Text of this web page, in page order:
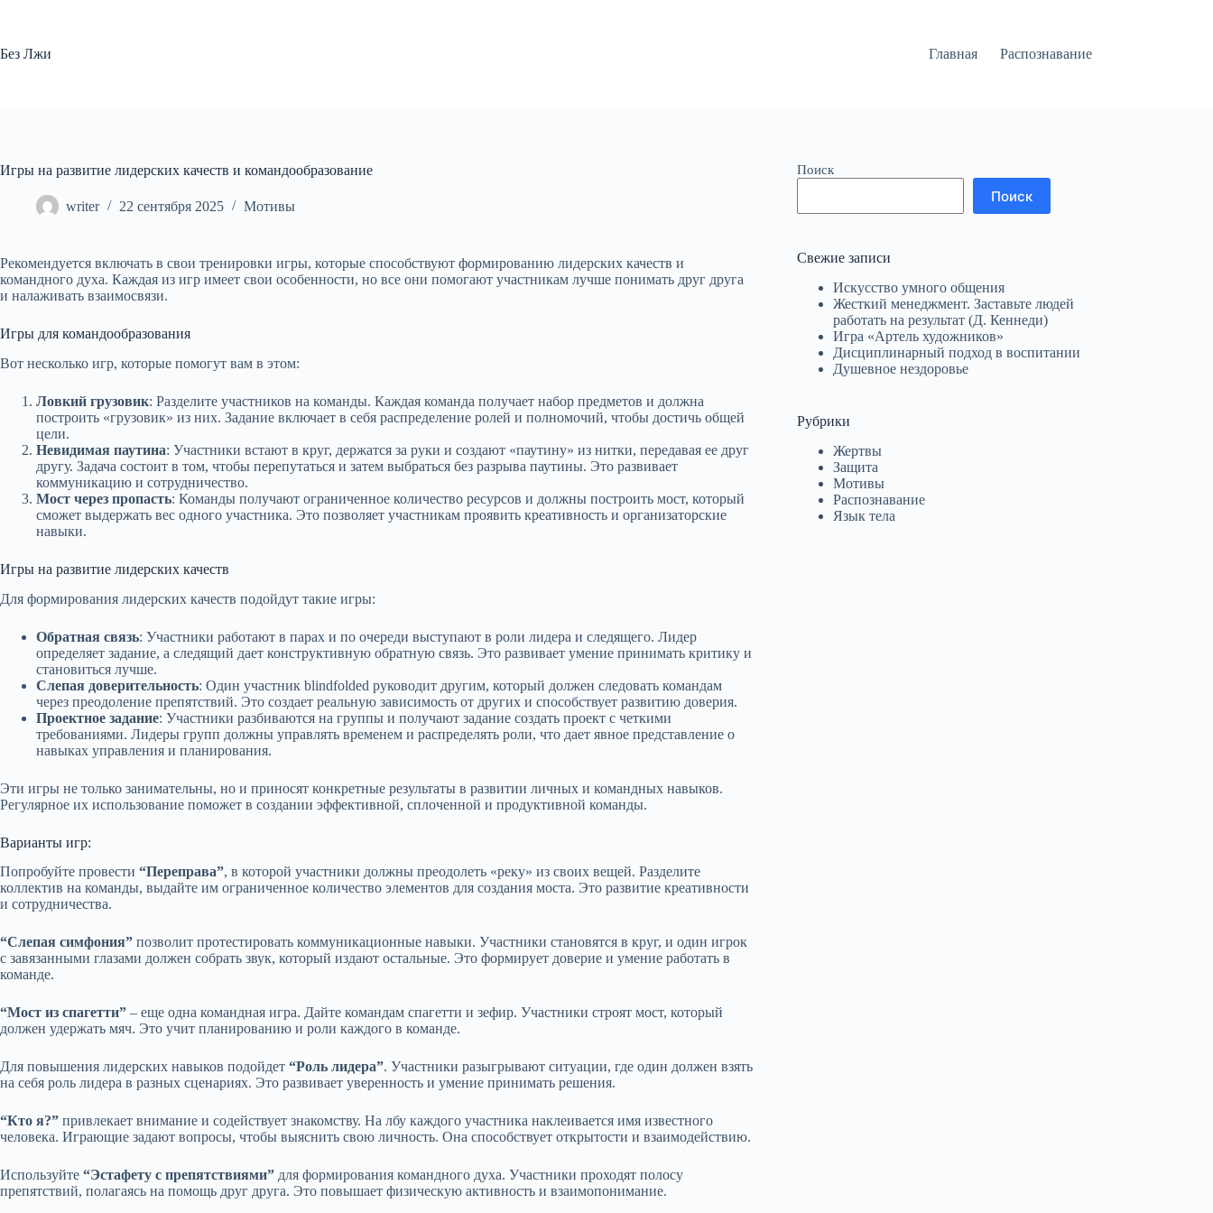
Без Лжи
Главная Распознавание
Игры на развитие лидерских качеств и командообразование
writer 22 сентября 2025 Мотивы
Рекомендуется включать в свои тренировки игры, которые способствуют формированию лидерских качеств и
командного духа. Каждая из игр имеет свои особенности, но все они помогают участникам лучше понимать друг друга
и налаживать взаимосвязи.
Игры для командообразования
Вот несколько игр, которые помогут вам в этом:
Ловкий грузовик: Разделите участников на команды. Каждая команда получает набор предметов и должна
построить «грузовик» из них. Задание включает в себя распределение ролей и полномочий, чтобы достичь общей
цели.
Невидимая паутина: Участники встают в круг, держатся за руки и создают «паутину» из нитки, передавая ее друг
другу. Задача состоит в том, чтобы перепутаться и затем выбраться без разрыва паутины. Это развивает
коммуникацию и сотрудничество.
Мост через пропасть: Команды получают ограниченное количество ресурсов и должны построить мост, который
сможет выдержать вес одного участника. Это позволяет участникам проявить креативность и организаторские
навыки.
Игры на развитие лидерских качеств
Для формирования лидерских качеств подойдут такие игры:
Обратная связь: Участники работают в парах и по очереди выступают в роли лидера и следящего. Лидер
определяет задание, а следящий дает конструктивную обратную связь. Это развивает умение принимать критику и
становиться лучше.
Слепая доверительность: Один участник blindfolded руководит другим, который должен следовать командам
через преодоление препятствий. Это создает реальную зависимость от других и способствует развитию доверия.
Проектное задание: Участники разбиваются на группы и получают задание создать проект с четкими
требованиями. Лидеры групп должны управлять временем и распределять роли, что дает явное представление о
навыках управления и планирования.
Эти игры не только занимательны, но и приносят конкретные результаты в развитии личных и командных навыков.
Регулярное их использование поможет в создании эффективной, сплоченной и продуктивной команды.
Варианты игр:
Попробуйте провести “Переправа”, в которой участники должны преодолеть «реку» из своих вещей. Разделите
коллектив на команды, выдайте им ограниченное количество элементов для создания моста. Это развитие креативности
и сотрудничества.
“Слепая симфония” позволит протестировать коммуникационные навыки. Участники становятся в круг, и один игрок
с завязанными глазами должен собрать звук, который издают остальные. Это формирует доверие и умение работать в
команде.
“Мост из спагетти” – еще одна командная игра. Дайте командам спагетти и зефир. Участники строят мост, который
должен удержать мяч. Это учит планированию и роли каждого в команде.
Для повышения лидерских навыков подойдет “Роль лидера”. Участники разыгрывают ситуации, где один должен взять
на себя роль лидера в разных сценариях. Это развивает уверенность и умение принимать решения.
“Кто я?” привлекает внимание и содействует знакомству. На лбу каждого участника наклеивается имя известного
человека. Играющие задают вопросы, чтобы выяснить свою личность. Она способствует открытости и взаимодействию.
Используйте “Эстафету с препятствиями” для формирования командного духа. Участники проходят полосу
препятствий, полагаясь на помощь друг друга. Это повышает физическую активность и взаимопонимание.
Поиск
Поиск
Свежие записи
Искусство умного общения
Жесткий менеджмент. Заставьте людей
работать на результат (Д. Кеннеди)
Игра «Артель художников»
Дисциплинарный подход в воспитании
Душевное нездоровье
Рубрики
Жертвы
Защита
Мотивы
Распознавание
Язык тела